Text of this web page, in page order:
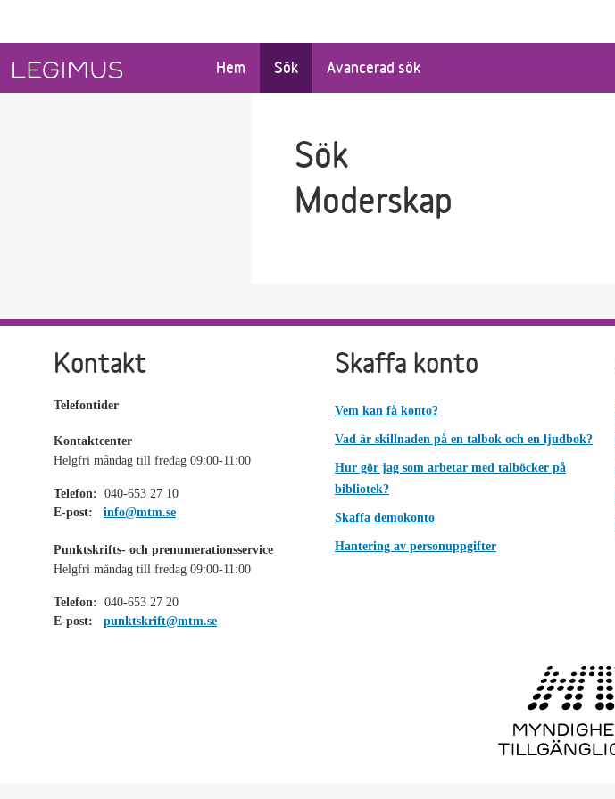
Hem Sök Avancerad sök
Sök
Moderskap
Kontakt
Telefontider
Kontaktcenter
Helgfri måndag till fredag 09:00-11:00
Telefon: 040-653 27 10
E-post:
info@mtm.se
Punktskrifts- och prenumerationsservice
Helgfri måndag till fredag 09:00-11:00
Telefon: 040-653 27 20
E-post:
punktskrift@mtm.se
Skaffa konto
Vem kan få konto?
Vad är skillnaden på en talbok och en ljudbok?
Hur gör jag som arbetar med talböcker på
bibliotek?
Skaffa demokonto
Hantering av personuppgifter